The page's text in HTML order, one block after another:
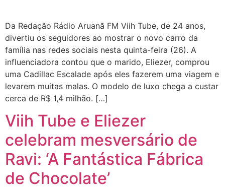
Da Redação Rádio Aruanã FM Viih Tube, de 24 anos,
divertiu os seguidores ao mostrar o novo carro da
família nas redes sociais nesta quinta-feira (26). A
influenciadora contou que o marido, Eliezer, comprou
uma Cadillac Escalade após eles fazerem uma viagem e
levarem muitas malas. O modelo de luxo chega a custar
cerca de R$ 1,4 milhão. […]
Viih Tube e Eliezer
celebram mesversário de
Ravi: ‘A Fantástica Fábrica
de Chocolate’